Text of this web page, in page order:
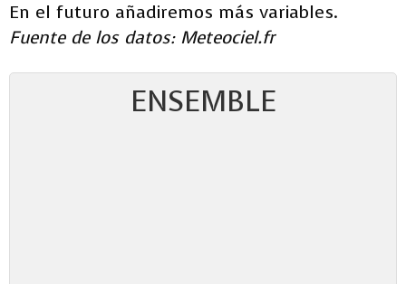
En el futuro añadiremos más variables.
Fuente de los datos: Meteociel.fr
ENSEMBLE